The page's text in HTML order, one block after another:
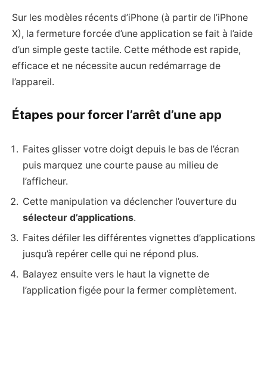
Sur les modèles récents d’iPhone (à partir de l’iPhone
X), la fermeture forcée d’une application se fait à l’aide
d’un simple geste tactile. Cette méthode est rapide,
efficace et ne nécessite aucun redémarrage de
l’appareil.
Étapes pour forcer l’arrêt d’une app
Faites glisser votre doigt depuis le bas de l’écran
puis marquez une courte pause au milieu de
l’afficheur.
Cette manipulation va déclencher l’ouverture du
sélecteur d’applications.
Faites défiler les différentes vignettes d’applications
jusqu’à repérer celle qui ne répond plus.
Balayez ensuite vers le haut la vignette de
l’application figée pour la fermer complètement.